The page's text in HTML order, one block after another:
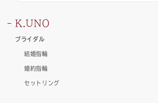
K.UNO
ブライダル
結婚指輪
婚約指輪
セットリング